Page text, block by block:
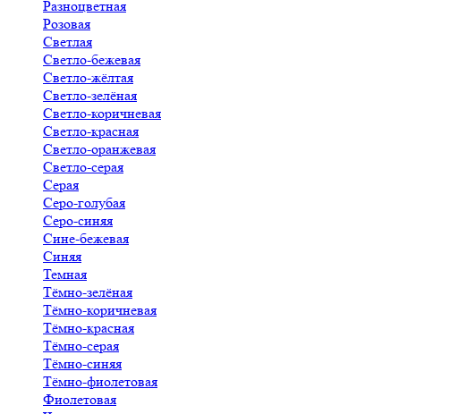
Разноцветная
Розовая
Светлая
Светло-бежевая
Светло-жёлтая
Светло-зелёная
Светло-коричневая
Светло-красная
Светло-оранжевая
Светло-серая
Серая
Серо-голубая
Серо-синяя
Сине-бежевая
Синяя
Темная
Тёмно-зелёная
Тёмно-коричневая
Тёмно-красная
Тёмно-серая
Тёмно-синяя
Тёмно-фиолетовая
Фиолетовая